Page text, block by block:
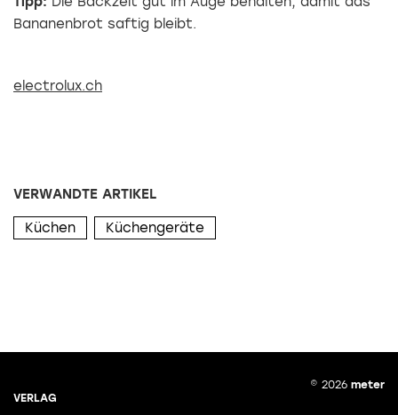
Bananenbrot saftig bleibt.
electrolux.ch
VERWANDTE ARTIKEL
Küchen Küchengeräte
VERLAG
© 2026 meter